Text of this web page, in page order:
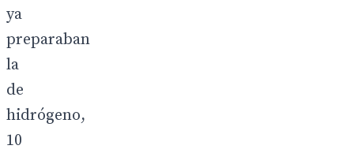
ya
preparaban
la
de
hidrógeno,
10